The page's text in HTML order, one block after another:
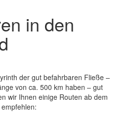
in den
der gut befahrbaren Fließe –
von ca. 500 km haben – gut
wir Ihnen einige Routen ab dem